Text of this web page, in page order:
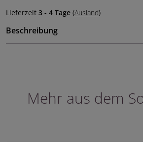
Lieferzeit 3 - 4 Tage (Ausland)
Beschreibung
Mehr aus dem